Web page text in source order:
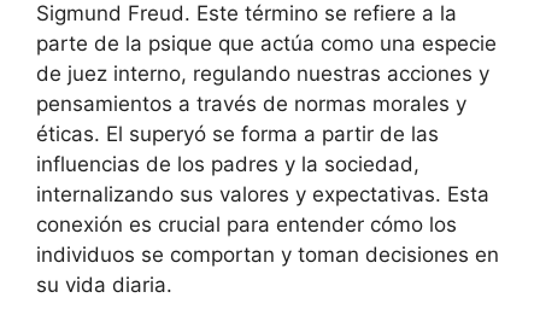
Sigmund Freud. Este término se refiere a la
parte de la psique que actúa como una especie
de juez interno, regulando nuestras acciones y
pensamientos a través de normas morales y
éticas. El superyó se forma a partir de las
influencias de los padres y la sociedad,
internalizando sus valores y expectativas. Esta
conexión es crucial para entender cómo los
individuos se comportan y toman decisiones en
su vida diaria.